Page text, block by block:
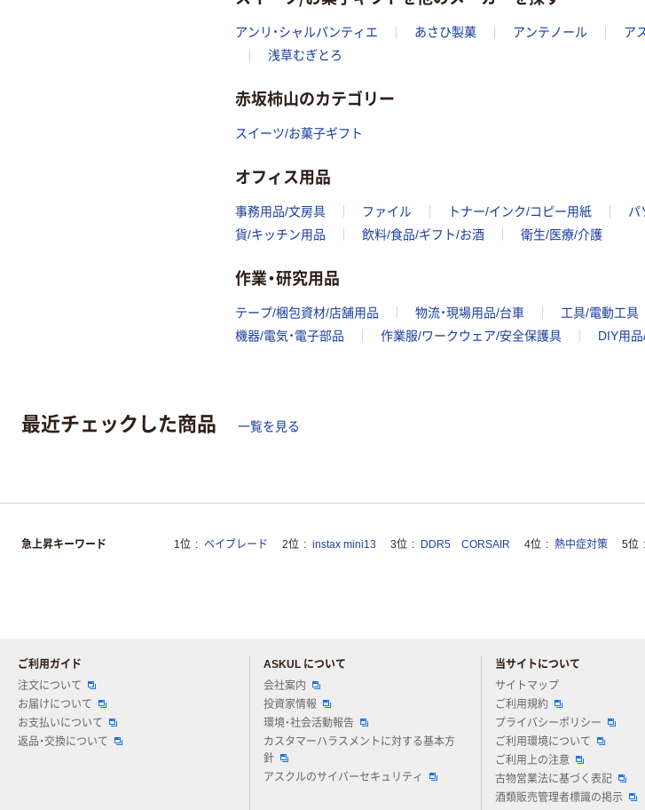
アンリ・シャルパンティエ あさひ製菓 アンテノール ア
浅草むぎとろ
赤坂柿山のカテゴリー
スイーツ/お菓子ギフト
オフィス用品
事務用品/文房具 ファイル トナー/インク/コピー用紙 パ
貨/キッチン用品
飲料/食品/ギフト/お酒 衛生/医療/介護
作業・研究用品
テープ/梱包資材/店舗用品 物流・現場用品/台車 工具/電動工具
機器/電気・電子部品
作業服/ワークウェア/安全保護具 DIY用
最近チェックした商品 一覧を見る
急上昇キーワード 1位 ベイブレード 2位 instax mini13 3位 DDR5 CORSAIR 4位 熱中症対策 5位
ご利用ガイド
注文について
お届けについて
お支払いについて
返品・交換について
ASKUL について
会社案内
投資家情報
環境・社会活動報告
カスタマーハラスメントに対する基本方
針
アスクルのサイバーセキュリティ
当サイトについて
サイトマップ
ご利用規約
プライバシーポリシー
ご利用環境について
ご利用上の注意
古物営業法に基づく表記
酒類販売管理者標識の掲示